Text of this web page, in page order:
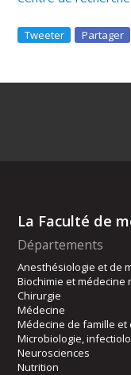
Tweeter Partager
La Faculté de
Départements
Anesthésiologie et de
Biochimie et médecine
Chirurgie
Médecine
Médecine de famille et
Microbiologie,
Neurosciences
Nutrition